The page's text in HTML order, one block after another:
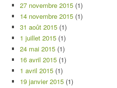
27 novembre 2015 (1)
14 novembre 2015 (1)
31 août 2015 (1)
1 juillet 2015 (1)
24 mai 2015 (1)
16 avril 2015 (1)
1 avril 2015 (1)
19 janvier 2015 (1)